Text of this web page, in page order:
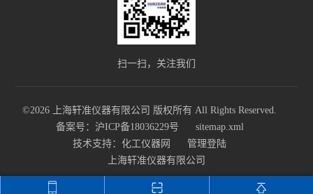
扫一扫，关注我们
©2026 上海轩准仪器有限公司 版权所有 All Rights Reserved.
备案号：沪ICP备18036229号
sitemap.xml
技术支持： 化工仪器网 管理登陆
上海轩准仪器有限公司